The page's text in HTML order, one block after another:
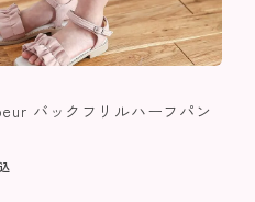
バックフリルハーフパン